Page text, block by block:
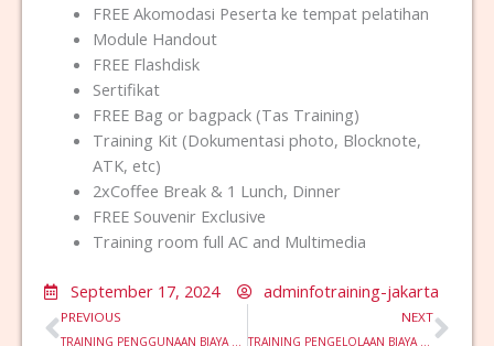
FREE Akomodasi Peserta ke tempat pelatihan
Module Handout
FREE Flashdisk
Sertifikat
FREE Bag or bagpack (Tas Training)
Training Kit (Dokumentasi photo, Blocknote,
ATK, etc)
2xCoffee Break & 1 Lunch, Dinner
FREE Souvenir Exclusive
Training room full AC and Multimedia
September 17, 2024 adminfotraining-jakarta
Prev
PREVIOUS NEXT